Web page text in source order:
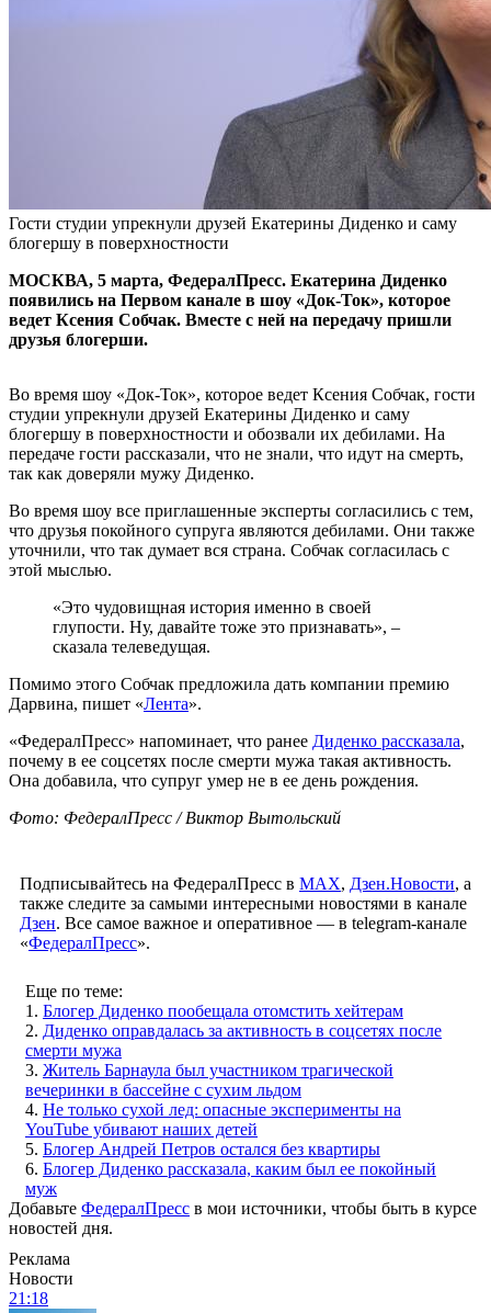
Гости студии упрекнули друзей Екатерины Диденко и саму
блогершу в поверхностности
МОСКВА, 5 марта, ФедералПресс. Екатерина Диденко
появились на Первом канале в шоу «Док-Ток», которое
ведет Ксения Собчак. Вместе с ней на передачу пришли
друзья блогерши.
Во время шоу «Док-Ток», которое ведет Ксения Собчак, гости
студии упрекнули друзей Екатерины Диденко и саму
блогершу в поверхностности и обозвали их дебилами. На
передаче гости рассказали, что не знали, что идут на смерть,
так как доверяли мужу Диденко.
Во время шоу все приглашенные эксперты согласились с тем,
что друзья покойного супруга являются дебилами. Они также
уточнили, что так думает вся страна. Собчак согласилась с
этой мыслью.
«Это чудовищная история именно в своей
глупости. Ну, давайте тоже это признавать», –
сказала телеведущая.
Помимо этого Собчак предложила дать компании премию
Дарвина, пишет «Лента».
«ФедералПресс» напоминает, что ранее Диденко рассказала,
почему в ее соцсетях после смерти мужа такая активность.
Она добавила, что супруг умер не в ее день рождения.
Фото: ФедералПресс / Виктор Вытольский
Подписывайтесь на ФедералПресс в МАХ, Дзен.Новости, а
также следите за самыми интересными новостями в канале
Дзен. Все самое важное и оперативное — в telegram-канале
«ФедералПресс».
Еще по теме:
1. Блогер Диденко пообещала отомстить хейтерам
2. Диденко оправдалась за активность в соцсетях после
смерти мужа
3. Житель Барнаула был участником трагической
вечеринки в бассейне с сухим льдом
4. Не только сухой лед: опасные эксперименты на
YouTube убивают наших детей
5. Блогер Андрей Петров остался без квартиры
6. Блогер Диденко рассказала, каким был ее покойный
муж
Добавьте ФедералПресс в мои источники, чтобы быть в курсе
новостей дня.
Реклама
Новости
21:18